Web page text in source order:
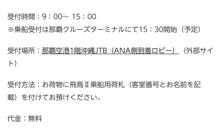
受付時間：9：00～ 15：00
※乗船受付は那覇クルーズターミナルにて15：30開始（予定）
受付場所：那覇空港1階沖縄JTB（ANA側到着ロビー） （外部サイ
ト）
受付方法：お荷物に飛鳥Ⅱ乗船用荷札（客室番号とお名前を記
載）を付けてお預けください。
代金：無料